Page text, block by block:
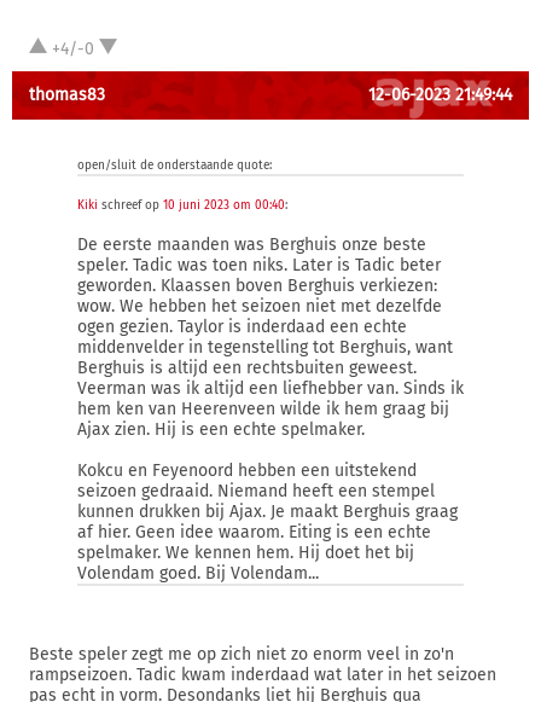
+4/-0
thomas83 12-06-2023 21:49:44
open/sluit de onderstaande quote:
Kiki schreef op 10 juni 2023 om 00:40:
De eerste maanden was Berghuis onze beste
speler. Tadic was toen niks. Later is Tadic beter
geworden. Klaassen boven Berghuis verkiezen:
wow. We hebben het seizoen niet met dezelfde
ogen gezien. Taylor is inderdaad een echte
middenvelder in tegenstelling tot Berghuis, want
Berghuis is altijd een rechtsbuiten geweest.
Veerman was ik altijd een liefhebber van. Sinds ik
hem ken van Heerenveen wilde ik hem graag bij
Ajax zien. Hij is een echte spelmaker.
Kokcu en Feyenoord hebben een uitstekend
seizoen gedraaid. Niemand heeft een stempel
kunnen drukken bij Ajax. Je maakt Berghuis graag
af hier. Geen idee waarom. Eiting is een echte
spelmaker. We kennen hem. Hij doet het bij
Volendam goed. Bij Volendam...
Beste speler zegt me op zich niet zo enorm veel in zo'n
rampseizoen. Tadic kwam inderdaad wat later in het seizoen
pas echt in vorm. Desondanks liet hij Berghuis qua